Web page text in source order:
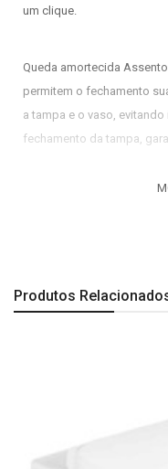
um clique.
Queda amortecida
permitem o fechamento
a tampa e o vaso,
fechamento da tampa,
Benefícios do assento
Linha de design:Este
Dimensões:
Produtos